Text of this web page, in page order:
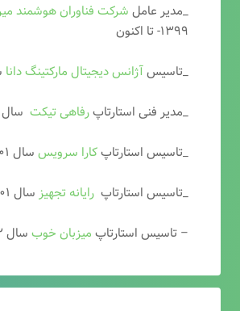
_مدیر عامل شرکت فناوران هوشمند
۱۳۹۹- تا اکنون
_تاسیسآژانس دیجیتال مارکتینگ دانا
_مدیر فنی استارتاپرفاهی تیکت سال ۱۴۰۰
_تاسیس استارتاپکارا سرویس سال ۱۴۰۱
_تاسیس استارتاپ رایانه تجهیز سال ۱۴۰۱
– تاسیس استارتاپ میزبان خوب سال ۱۴۰۲